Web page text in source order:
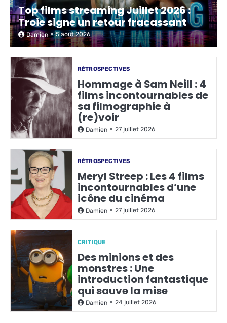
Top films streaming Juillet 2026 :
Troie signe un retour fracassant
Damien 5 août 2026
RÉTROSPECTIVES
Hommage à Sam Neill : 4
films incontournables de
sa filmographie à
(re)voir
Damien 27 juillet 2026
RÉTROSPECTIVES
Meryl Streep : Les 4 films
incontournables d’une
icône du cinéma
Damien 27 juillet 2026
CRITIQUE
Des minions et des
monstres : Une
introduction fantastique
qui sauve la mise
Damien 24 juillet 2026